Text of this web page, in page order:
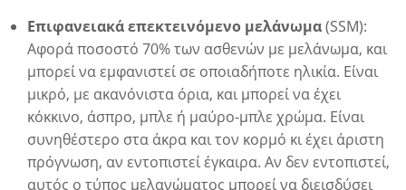
Επιφανειακά επεκτεινόμενο μελάνωμα(SSM):
Αφορά ποσοστό 70% των ασθενών με μελάνωμα, και
μπορεί να εμφανιστεί σε οποιαδήποτε ηλικία. Είναι
μικρό, με ακανόνιστα όρια, και μπορεί να έχει
κόκκινο, άσπρο, μπλε ή μαύρο-μπλε χρώμα. Είναι
συνηθέστερο στα άκρα και τον κορμό κι έχει άριστη
πρόγνωση, αν εντοπιστεί έγκαιρα. Αν δεν εντοπιστεί,
αυτός ο τύπος μελανώματος μπορεί να διεισδύσει